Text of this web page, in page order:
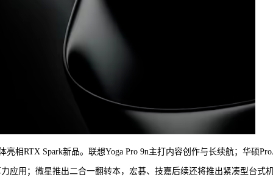
相RTX Spark新品。联想Yoga Pro 9n主打内容创作与长续航；华硕
应用；微星推出二合一翻转本，宏碁、技嘉后续还将推出紧凑型台式